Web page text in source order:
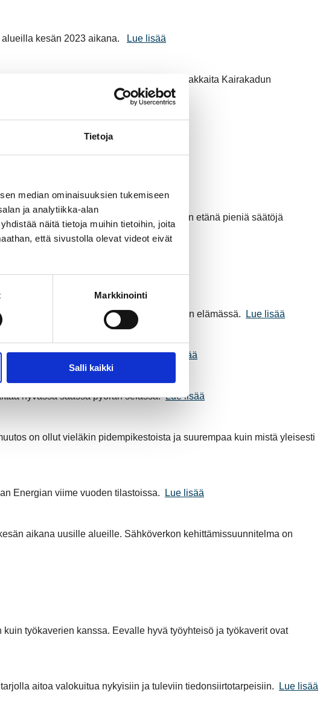
Tietoja
median ominaisuuksien tukemiseen
ja analytiikka-alan
näitä tietoja muihin tietoihin, joita
että sivustolla olevat videot eivät
Markkinointi
Salli kaikki
kesän 2023 aikana.
Lue lisää
toimivuus. Lisäksi Nea tapaa ajoittain asiakkaita Kairakadun
ja energiatehokkuus.
ja pystyn itsekin tarvittaessa tekemään etänä pieniä säätöjä
miten Rauman Energia näkyy raumalaisten elämässä.
Lue lisää
päivittyvässä kartassa nettisivuilla. Lue lisää
hyvässä säässä pyörän selässä. Lue lisää
on ollut vieläkin pidempikestoista ja suurempaa kuin mistä yleisesti
Energian viime vuoden tilastoissa.
Lue lisää
aikana uusille alueille. Sähköverkon kehittämissuunnitelma on
työkaverien kanssa. Eevalle hyvä työyhteisö ja työkaverit ovat
aitoa valokuitua nykyisiin ja tuleviin tiedonsiirtotarpeisiin. Lue lisää